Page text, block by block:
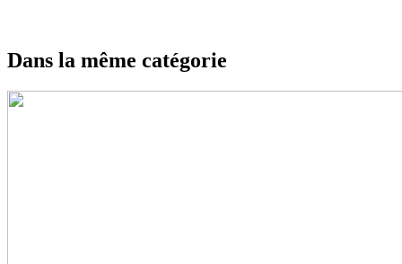
Dans la même catégorie